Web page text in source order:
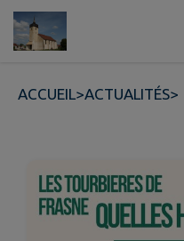
Contenu
ACCUEIL>ACTUALITÉS>